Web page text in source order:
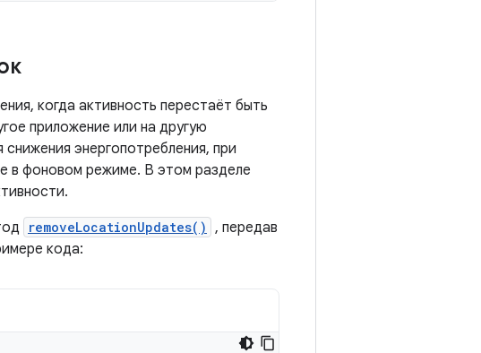
когда активность перестаёт быть
приложение или на другую
энергопотребления, при
в фоновом режиме. В этом разделе
removeLocationUpdates() , передав
кода: